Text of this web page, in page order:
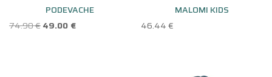
PODEVACHE
74.90€Le
49.00 €Le
MALOMI KIDS
46.44€